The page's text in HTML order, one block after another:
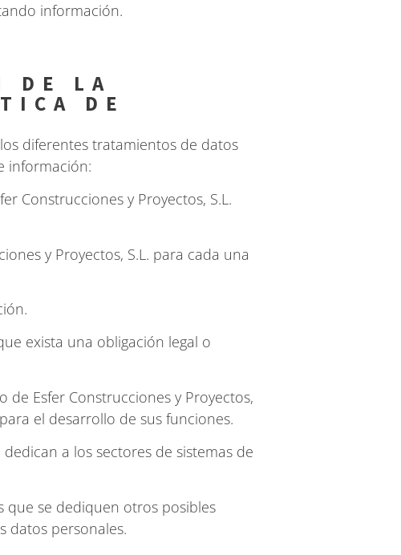
información.
DE LA
DE
diferentes tratamientos de datos
información:
Construcciones y Proyectos, S.L.
y Proyectos, S.L. para cada una
exista una obligación legal o
Esfer Construcciones y Proyectos,
el desarrollo de sus funciones.
a los sectores de sistemas de
que se dediquen otros posibles
datos personales.